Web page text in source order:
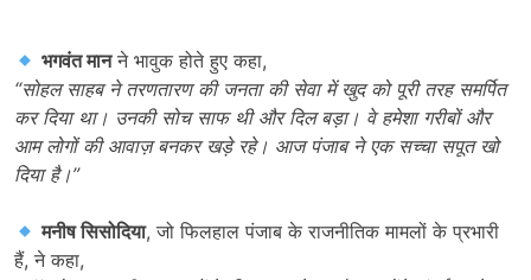
भगवंत मानने भावुक होते हुए कहा,
“सोहल साहब ने तरणतारण की जनता की सेवा में खुद को पूरी तरह समर्पित
कर दिया था। उनकी सोच साफ थी और दिल बड़ा। वे हमेशा गरीबों और
आम लोगों की आवाज़ बनकर खड़े रहे। आज पंजाब ने एक सच्चा सपूत खो
दिया है।”
मनीष सिसोदिया, जो फिलहाल पंजाब के राजनीतिक मामलों के प्रभारी
हैं, ने कहा,